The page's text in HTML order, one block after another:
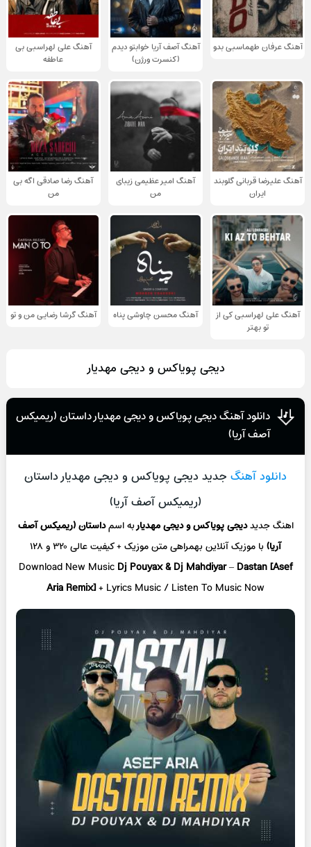
آهنگ عرفان طهماسبی بدو
آهنگ آصف آریا خوابتو دیدم
(کنسرت ورژن)
آهنگ علی لهراسبی بی
عاطفه
آهنگ علیرضا قربانی گلوبند
ایران
آهنگ امیر عظیمی زیبای
من
آهنگ رضا صادقی اگه بی
من
آهنگ علی لهراسبی کی از
تو ‌بهتر
آهنگ محسن چاوشی پناه آهنگ گرشا رضایی من و تو
دیجی پویاکس و دیجی مهدیار
دانلود آهنگ دیجی پویاکس و دیجی مهدیار داستان (ریمیکس
آصف آریا)
دانلود آهنگ جدید دیجی پویاکس و دیجی مهدیار داستان
(ریمیکس آصف آریا)
اهنگ جدیددیجی پویاکس و دیجی مهدیاربه اسمداستان (ریمیکس آصف
آریا)با موزیک آنلاینبهمراهی متن موزیک + کیفیت عالی ۳۲۰ و ۱۲۸
Download New Music Dj Pouyax & Dj Mahdiyar–Dastan [Asef
Aria Remix]+ Lyrics Music / Listen To Music Now